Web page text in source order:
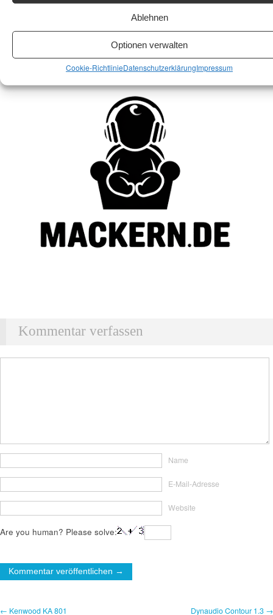
Ablehnen
Optionen verwalten
Cookie-RichtlinieDatenschutzerklärungImpressum
Schlagwörter:Dämpfungsfaktor,Endstufe,Laststabil,Monogebrückt
Kommentar verfassen
Name
E-Mail-Adresse
Website
Are you human? Please solve:
← Kenwood KA 801 Dynaudio Contour 1.3 →